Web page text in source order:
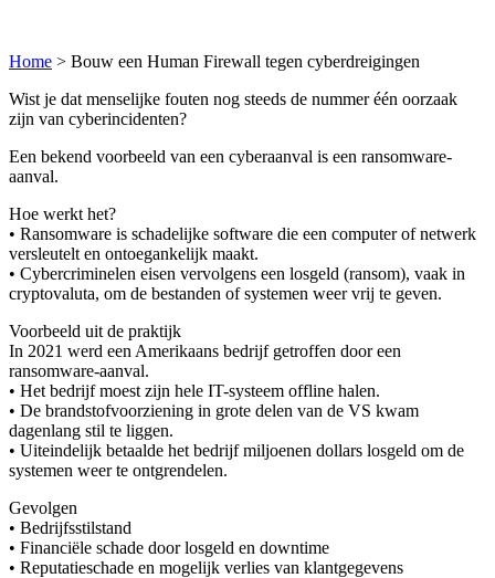
Home > Bouw een Human Firewall tegen cyberdreigingen
Wist je dat menselijke fouten nog steeds de nummer één oorzaak
zijn van cyberincidenten?
Een bekend voorbeeld van een cyberaanval is een ransomware-
aanval.
Hoe werkt het?
• Ransomware is schadelijke software die een computer of netwerk
versleutelt en ontoegankelijk maakt.
• Cybercriminelen eisen vervolgens een losgeld (ransom), vaak in
cryptovaluta, om de bestanden of systemen weer vrij te geven.
Voorbeeld uit de praktijk
In 2021 werd een Amerikaans bedrijf getroffen door een
ransomware-aanval.
• Het bedrijf moest zijn hele IT-systeem offline halen.
• De brandstofvoorziening in grote delen van de VS kwam
dagenlang stil te liggen.
• Uiteindelijk betaalde het bedrijf miljoenen dollars losgeld om de
systemen weer te ontgrendelen.
Gevolgen
• Bedrijfsstilstand
• Financiële schade door losgeld en downtime
• Reputatieschade en mogelijk verlies van klantgegevens